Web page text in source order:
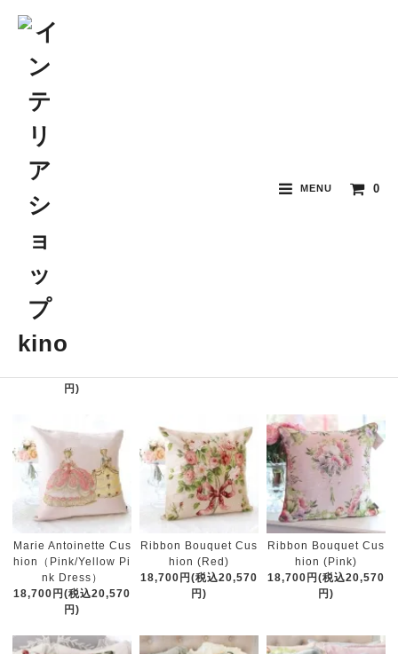
MENU 0
クッション
Flower Embroidery P
円)
Marie Antoinette Cus
hion（Pink/Yellow Pi
nk Dress）
18,700円(税込20,570
円)
Ribbon Bouquet Cus
hion (Red)
18,700円(税込20,570
円)
Ribbon Bouquet Cus
hion (Pink)
18,700円(税込20,570
円)